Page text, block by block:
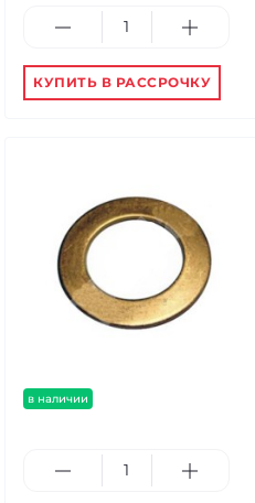
КУПИТЬ В РАССРОЧКУ
в наличии